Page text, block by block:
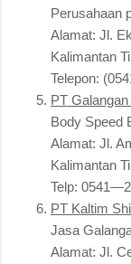
Perusahaan
Alamat: Jl.
Kalimantan
Telepon:
PT
Body Speed
Alamat: Jl.
Kalimantan
Telp:
PT Kaltim
Jasa
Alamat: Jl.